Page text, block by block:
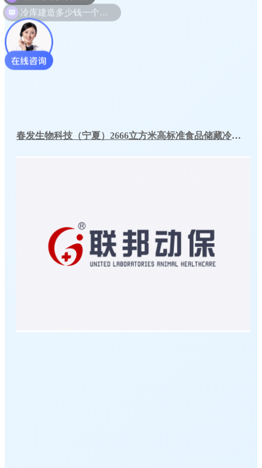
春发生物科技（宁夏）2666立方米高标准食品储藏冷库工程案例
冷库建造多少钱一个平方